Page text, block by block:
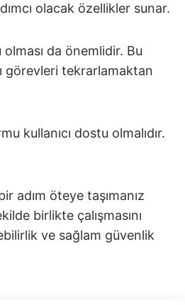
olacak özellikler sunar.
olması da önemlidir. Bu
görevleri tekrarlamaktan
kullanıcı dostu olmalıdır.
adım öteye taşımanız
birlikte çalışmasını
ve sağlam güvenlik